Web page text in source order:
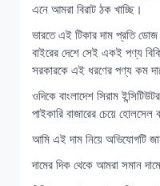
এনে আমরা বিরাট ঠক খাচ্ছি।
ভারতে এই টিকার দাম প্রতি
বাইরের দেশে সেই একই পণ্য
সরকারকে এই ধরণের পণ্য কম
ওদিকে বাংলাদেশ সিরাম
পাইকারি বাজারের চেয়ে
আমি এই দাম নিয়ে অভিযোগটি
দামের দিক থেকে আমরা সমান